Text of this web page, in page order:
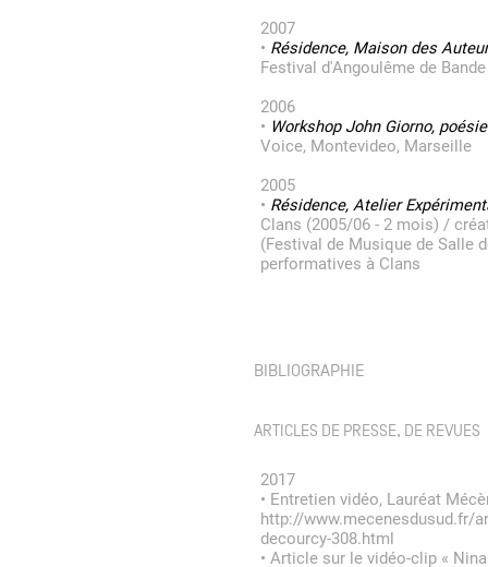
2007
• Résidence, Maison des
Festival d'Angoulême de
2006
• Workshop John Giorno,
Voice, Montevideo, Marseille
2005
• Résidence, Atelier
Clans (2005/06 - 2 mois) /
(Festival de Musique de Salle
performatives à Clans
BIBLIOGRAPHIE
ARTICLES DE PRESSE, DE REVUES
2017
• Entretien vidéo, Lauréat
http://www.mecenesdusud.fr/
decourcy-308.html
• Article sur le vidéo-clip «